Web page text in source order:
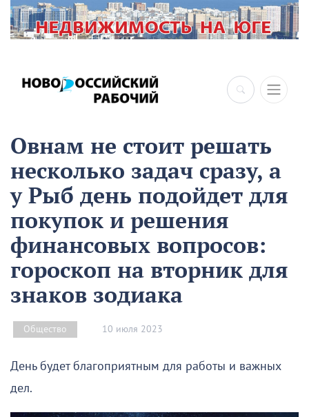
Овнам не стоит решать
несколько задач сразу, а
у Рыб день подойдет для
покупок и решения
финансовых вопросов:
гороскоп на вторник для
знаков зодиака
Общество 10 июля 2023
День будет благоприятным для работы и важных
дел.